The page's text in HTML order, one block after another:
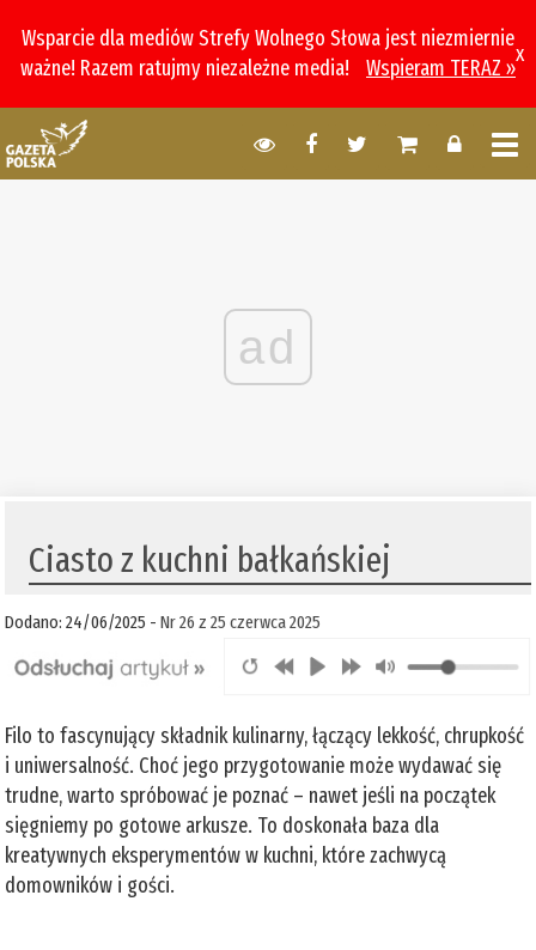
Wsparcie dla mediów Strefy Wolnego Słowa jest niezmiernie
ważne! Razem ratujmy niezależne media!
Wspieram TERAZ »
x
ad
Ciasto z kuchni bałkańskiej
Dodano: 24/06/2025 -Nr 26 z 25 czerwca 2025
Filo to fascynujący składnik kulinarny, łączący lekkość, chrupkość
i uniwersalność. Choć jego przygotowanie może wydawać się
trudne, warto spróbować je poznać – nawet jeśli na początek
sięgniemy po gotowe arkusze. To doskonała baza dla
kreatywnych eksperymentów w kuchni, które zachwycą
domowników i gości.